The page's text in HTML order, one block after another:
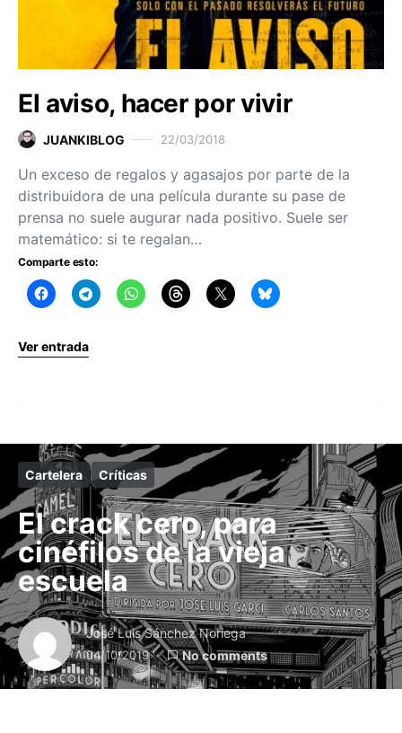
El aviso, hacer por vivir
JUANKIBLOG 22/03/2018
Un exceso de regalos y agasajos por parte de la
distribuidora de una película durante su pase de
prensa no suele augurar nada positivo. Suele ser
matemático: si te regalan…
Comparte esto:
Ver entrada
Cartelera Críticas
El crack cero, para
cinéfilos de la vieja
escuela
José Luis Sánchez Noriega
04/10/2019 No comments